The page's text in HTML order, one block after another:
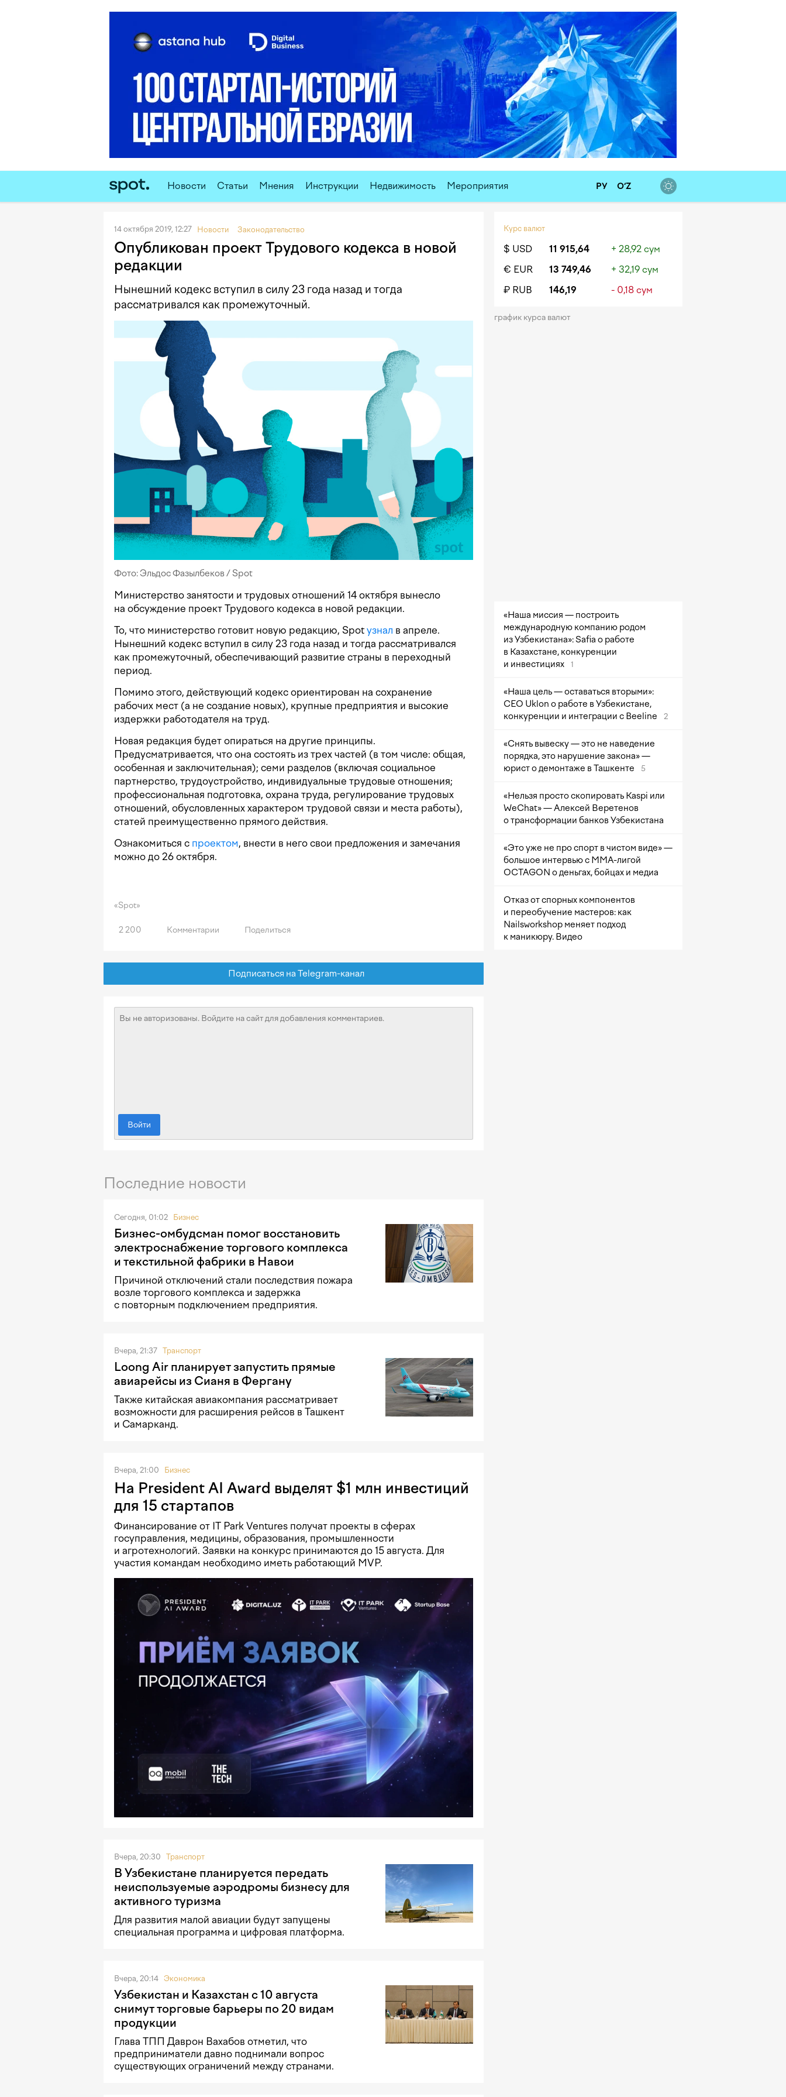
Новости Статьи Мнения Инструкции Недвижимость Мероприятия РУ O‘Z
14 октября 2019, 12:27 Новости Законодательство
Опубликован проект Трудового кодекса в новой
редакции
Нынешний кодекс вступил в силу 23 года назад и тогда
рассматривался как промежуточный.
Фото: Эльдос Фазылбеков / Spot
Министерство занятости и трудовых отношений 14 октября вынесло
на обсуждение проект Трудового кодекса в новой редакции.
То, что министерство готовит новую редакцию, Spot узнал в апреле.
Нынешний кодекс вступил в силу 23 года назад и тогда рассматривался
как промежуточный, обеспечивающий развитие страны в переходный
период.
Помимо этого, действующий кодекс ориентирован на сохранение
рабочих мест (а не создание новых), крупные предприятия и высокие
издержки работодателя на труд.
Новая редакция будет опираться на другие принципы.
Предусматривается, что она состоять из трех частей (в том числе: общая,
особенная и заключительная); семи разделов (включая социальное
партнерство, трудоустройство, индивидуальные трудовые отношения;
профессиональная подготовка, охрана труда, регулирование трудовых
отношений, обусловленных характером трудовой связи и места работы),
статей преимущественно прямого действия.
Ознакомиться с проектом, внести в него свои предложения и замечания
можно до 26 октября.
«Spot»
2 200 Комментарии Поделиться
Подписаться на Telegram-канал
Войти
Последние новости
Сегодня, 01:02 Бизнес
Бизнес-омбудсман помог восстановить
электроснабжение торгового комплекса
и текстильной фабрики в Навои
Причиной отключений стали последствия пожара
возле торгового комплекса и задержка
с повторным подключением предприятия.
Вчера, 21:37 Транспорт
Loong Air планирует запустить прямые
авиарейсы из Сианя в Фергану
Также китайская авиакомпания рассматривает
возможности для расширения рейсов в Ташкент
и Самарканд.
Вчера, 21:00 Бизнес
На President AI Award выделят $1 млн инвестиций
для 15 стартапов
Финансирование от IT Park Ventures получат проекты в сферах
госуправления, медицины, образования, промышленности
и агротехнологий. Заявки на конкурс принимаются до 15 августа. Для
участия командам необходимо иметь работающий MVP.
Вчера, 20:30 Транспорт
В Узбекистане планируется передать
неиспользуемые аэродромы бизнесу для
активного туризма
Для развития малой авиации будут запущены
специальная программа и цифровая платформа.
Вчера, 20:14 Экономика
Узбекистан и Казахстан с 10 августа
снимут торговые барьеры по 20 видам
продукции
Глава ТПП Даврон Вахабов отметил, что
предприниматели давно поднимали вопрос
существующих ограничений между странами.
Курс валют
$ USD 11 915,64
+ 28,92 сум
€ EUR
13 749,46
+ 32,19 сум
₽ RUB
146,19 - 0,18 сум
график курса валют
«Наша миссия — построить
международную компанию родом
из Узбекистана»: Safia о работе
в Казахстане, конкуренции
и инвестициях
1
«Наша цель — оставаться вторыми»:
CEO Uklon о работе в Узбекистане,
конкуренции и интеграции с Beeline
2
«Снять вывеску — это не наведение
порядка, это нарушение закона» —
юрист о демонтаже в Ташкенте
5
«Нельзя просто скопировать Kaspi или
WeChat» — Алексей Веретенов
о трансформации банков Узбекистана
«Это уже не про спорт в чистом виде» —
большое интервью с ММА-лигой
OCTAGON о деньгах, бойцах и медиа
Отказ от спорных компонентов
и переобучение мастеров: как
Nailsworkshop меняет подход
к маникюру. Видео